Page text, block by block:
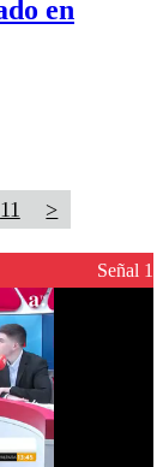
en
11 >
Señal 1